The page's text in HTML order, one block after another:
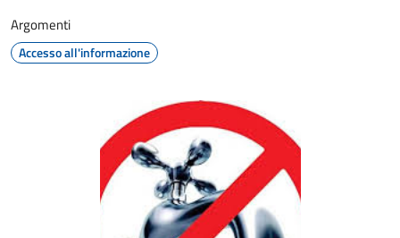
Argomenti
Accesso all'informazione